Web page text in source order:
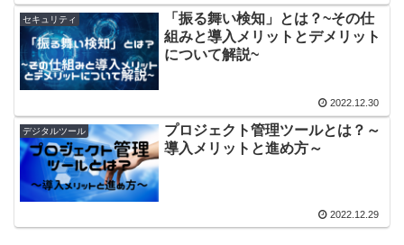
セキュリティ
「振る舞い検知」とは？~その仕
組みと導入メリットとデメリット
について解説~
2022.12.30
デジタルツール
プロジェクト管理ツールとは？～
導入メリットと進め方～
2022.12.29